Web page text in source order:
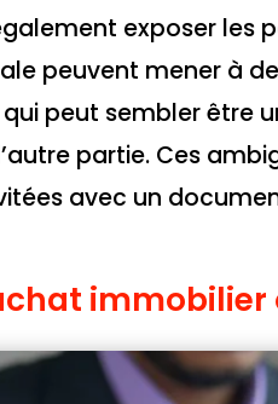
exposer les
peuvent mener à
peut sembler être
partie. Ces
avec un
immobilier